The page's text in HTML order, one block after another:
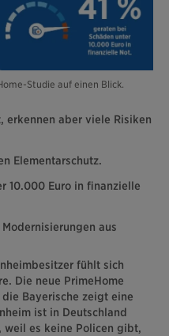
Studie auf einen Blick.
erkennen aber viele Risiken
Elementarschutz.
10.000 Euro in finanzielle
aus
fühlt sich
Die neue PrimeHome
Bayerische zeigt eine
ist in Deutschland
weil es keine Policen gibt,